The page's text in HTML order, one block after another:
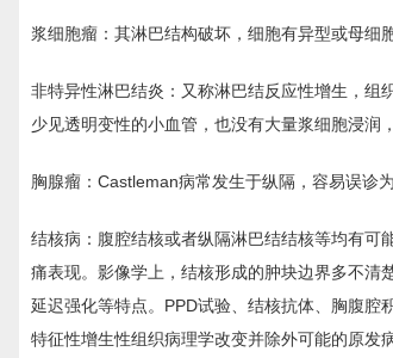
浆细胞瘤：其淋巴结构破坏，细胞有异型或母细
非特异性淋巴结炎：又称淋巴结反应性增生，组
少见透明变性的小血管，也没有大量浆细胞浸润
胸腺瘤：Castleman病常发生于纵隔，容易误诊
结核病：腹腔结核或者纵隔淋巴结结核等均有可
痛表现。影像学上，结核形成的肿块边界多不清
延迟强化等特点。PPD试验、结核抗体、胸腹腔
特征性增生性组织病理学改变并除外可能的原发